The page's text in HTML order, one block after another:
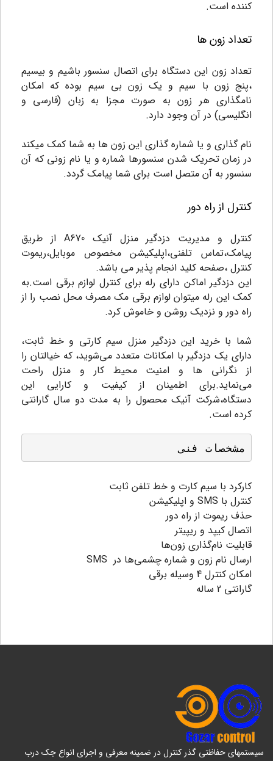
کننده است.
تعداد زون ها
تعداد زون این دستگاه برای اتصال سنسور باشیم و بیسیم
،پنج زون با سیم و یک زون بی سیم بوده که امکان
نامگذاری هر زون به صورت مجزا به زبان (فارسی و
انگلیسی) در آن وجود دارد.
نام گذاری و یا شماره گذاری این زون ها به شما کمک میکند
در زمان تحریک شدن سنسورها شماره و یا نام زونی که آن
سنسور به آن متصل است برای شما پیامک گردد.
کنترل از راه دور
کنترل و مدیریت دزدگیر منزل آنیک A670 از طریق
پیامک،تماس تلفنی،اپلیکیشن مخصوص موبایل،ریموت
کنترل ،صفحه کلید انجام پذیر می باشد.
این دزدگیر اماکن دارای رله برای کنترل لوازم برقی است.به
کمک این رله میتوان لوازم برقی مک مصرف محل نصب را از
راه دور و نزدیک روشن و خاموش کرد.
شما با خرید این دزدگیر منزل سیم کارتی و خط ثابت،
دارای یک دزدگیر با امکانات متعدد می‌شوید، که خیالتان را
از نگرانی ها و امنیت محیط کار و منزل راحت
می‌نماید.برای اطمینان از کیفیت و کارایی این
دستگاه،شرکت آنیک محصول را به مدت دو سال گارانتی
کرده است.
مشخصات فنی
کارکرد با سیم کارت و خط تلفن ثابت
کنترل با SMS و اپلیکیشن
حذف ریموت از راه دور
اتصال کیپد و ریپیتر
قابلیت نام‌گذاری زون‌ها
ارسال نام زون و شماره چشمی‌ها در SMS
امکان کنترل 4 وسیله برقی
گارانتی 2 ساله
سیستمهای حفاظتی گذر کنترل در ضمینه معرفی و اجرای انواع جک درب